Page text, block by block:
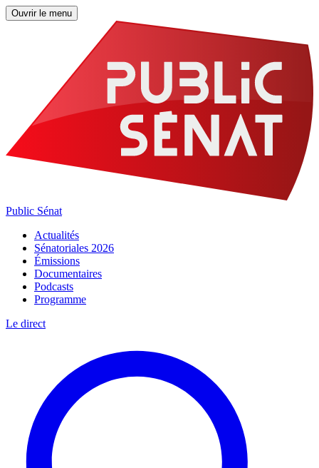
Ouvrir le menu
Public Sénat
Actualités
Sénatoriales 2026
Émissions
Documentaires
Podcasts
Programme
Le direct